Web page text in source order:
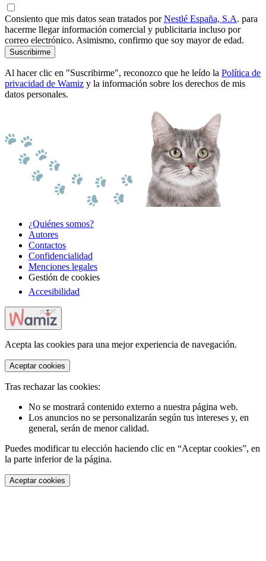
Consiento que mis datos sean tratados porNestlé España, S.A. para
hacerme llegar información comercial y publicitaria incluso por
correo electrónico. Asimismo, confirmo que soy mayor de edad.
Suscribirme
Al hacer clic en "Suscribirme", reconozco que he leído la Política de
privacidad de Wamiz y la información sobre los derechos de mis
datos personales.
¿Quiénes somos?
Autores
Contactos
Confidencialidad
Menciones legales
Gestión de cookies
Accesibilidad
Acepta las cookies para una mejor experiencia de navegación.
Aceptar cookies
Tras rechazar las cookies:
No se mostrará contenido externo a nuestra página web.
Los anuncios no se personalizarán según tus intereses y, en
general, serán de menor calidad.
Puedes modificar tu elección haciendo clic en “Aceptar cookies”, en
la parte inferior de la página.
Aceptar cookies